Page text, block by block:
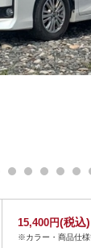
15,400円(税込)
※カラー・商品仕様